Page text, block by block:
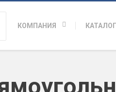
КОМПАНИЯ КАТАЛОГ